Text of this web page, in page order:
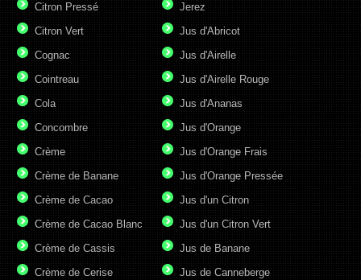
Citron Pressé
Citron Vert
Cognac
Cointreau
Cola
Concombre
Crème
Crème de Banane
Crème de Cacao
Crème de Cacao Blanc
Crème de Cassis
Crème de Cerise
Jerez
Jus d'Abricot
Jus d'Airelle
Jus d'Airelle Rouge
Jus d'Ananas
Jus d'Orange
Jus d'Orange Frais
Jus d'Orange Pressée
Jus d'un Citron
Jus d'un Citron Vert
Jus de Banane
Jus de Canneberge